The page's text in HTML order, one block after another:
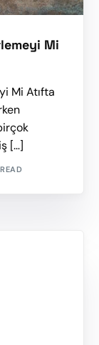
Mi
Mi Atıfta
[…]